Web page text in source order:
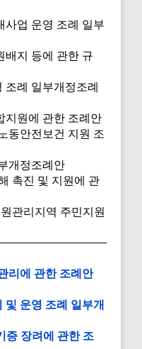
사업 운영 조례 일부
배지 등에 관한 규
조례 일부개정조례
지원에 관한 조례안
동안전보건 지원 조
개정조례안
촉진 및 지원에 관
관리지역 주민지원
리에 관한 조례안
및 운영 조례 일부개
증 장려에 관한 조